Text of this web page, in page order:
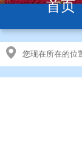
首页
您现在所在的位